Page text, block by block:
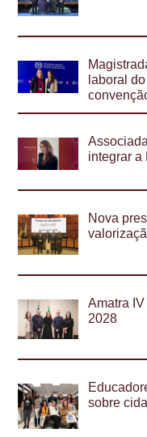
laboral
integrar a
Nova
Amatra
2028
sobre